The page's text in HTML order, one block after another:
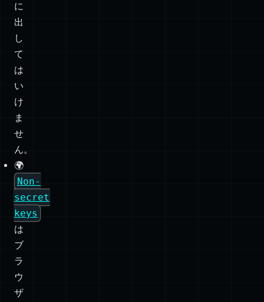
ス）
か
ら
外
部
に
出
し
て
は
い
け
ま
せ
ん。
🌍
Non-
secret
keys